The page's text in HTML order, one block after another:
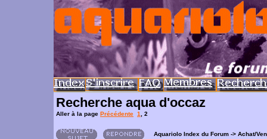
Recherche aqua d'occaz
Aller à la page Précédente 1 2
Aquariolo Index du Forum -> Achat/